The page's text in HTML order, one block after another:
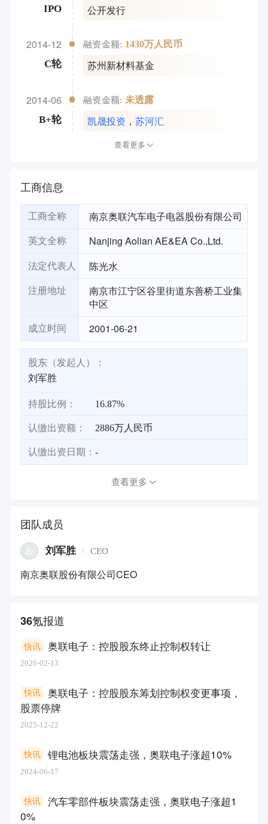
IPO 公开发行
2014-12
C轮
融资金额: 1430万人民币
苏州新材料基金
2014-06
B+轮
融资金额: 未透露
凯晟投资 ，苏河汇
查看更多
工商信息
工商全称 南京奥联汽车电子电器股份有限公司
英文全称 Nanjing Aolian AE&EA Co.,Ltd.
法定代表人 陈光水
注册地址
南京市江宁区谷里街道东善桥工业集
中区
成立时间 2001-06-21
股东（发起人）：
刘军胜
持股比例： 16.87%
认缴出资额： 2886万人民币
认缴出资日期： -
查看更多
团队成员
刘军胜 CEO
南京奥联股份有限公司CEO
36氪报道
奥联电子：控股股东终止控制权转让
快讯
2026-02-13
奥联电子：控股股东筹划控制权变更事项，
股票停牌
快讯
2025-12-22
锂电池板块震荡走强，奥联电子涨超10%
快讯
2024-06-17
汽车零部件板块震荡走强，奥联电子涨超1
0%
快讯